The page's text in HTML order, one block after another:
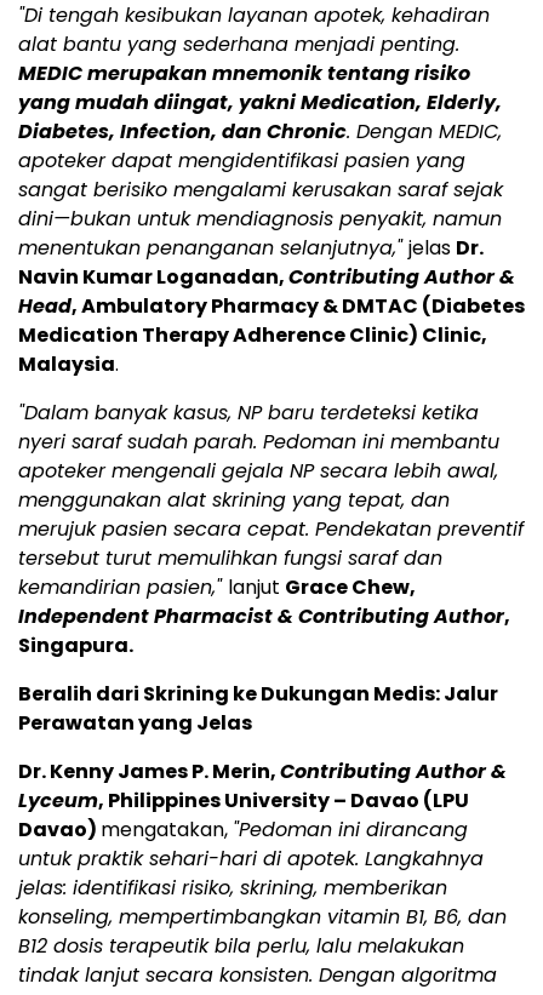
"Di tengah kesibukan layanan apotek, kehadiran
alat bantu yang sederhana menjadi penting.
MEDIC merupakan mnemonik tentang risiko
yang mudah diingat, yakni Medication, Elderly,
Diabetes, Infection, dan Chronic. Dengan MEDIC,
apoteker dapat mengidentifikasi pasien yang
sangat berisiko mengalami kerusakan saraf sejak
dini—bukan untuk mendiagnosis penyakit, namun
menentukan penanganan selanjutnya,"jelas Dr.
Navin Kumar Loganadan,Contributing Author &
Head, Ambulatory Pharmacy & DMTAC (Diabetes
Medication Therapy Adherence Clinic) Clinic,
Malaysia.
"Dalam banyak kasus, NP baru terdeteksi ketika
nyeri saraf sudah parah. Pedoman ini membantu
apoteker mengenali gejala NP secara lebih awal,
menggunakan alat skrining yang tepat, dan
merujuk pasien secara cepat. Pendekatan preventif
tersebut turut memulihkan fungsi saraf dan
kemandirian pasien," lanjut Grace Chew,
Independent Pharmacist & Contributing Author,
Singapura.
Beralih dari Skrining ke Dukungan Medis: Jalur
Perawatan yang Jelas
Dr. Kenny James P. Merin,Contributing Author &
Lyceum, Philippines University – Davao (LPU
Davao) mengatakan, "Pedoman ini dirancang
untuk praktik sehari-hari di apotek. Langkahnya
jelas: identifikasi risiko, skrining, memberikan
konseling, mempertimbangkan vitamin B1, B6, dan
B12 dosis terapeutik bila perlu, lalu melakukan
tindak lanjut secara konsisten. Dengan algoritma